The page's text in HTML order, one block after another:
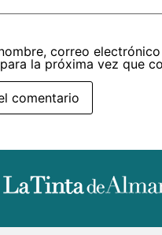
correo
la próxima vez que